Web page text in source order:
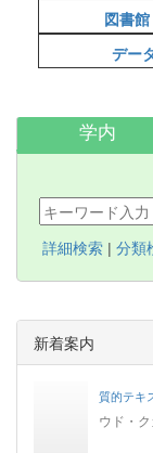
図書
デー
学内
詳細検索 | 分類
新着案内
質的テキ
ウド・